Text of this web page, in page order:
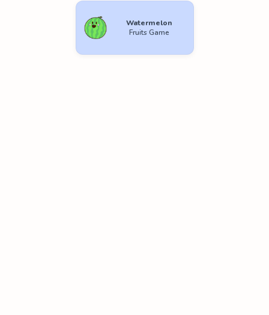
Watermelon
Fruits Game